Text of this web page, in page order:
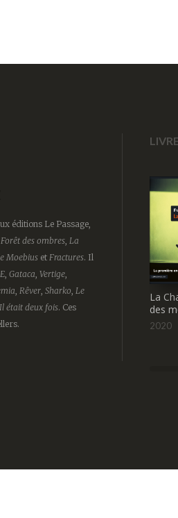
éditions Le Passage,
des ombres La
Moebius et Fractures. Il
Gataca Vertige
Rêver Sharko Le
Il était deux fois. Ces
La
des
2020